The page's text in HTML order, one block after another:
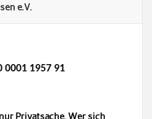
e.V.
0001 1957 91
Privatsache. Wer sich